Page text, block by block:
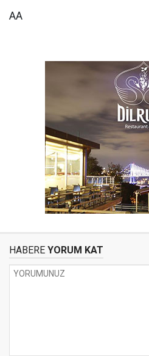
AA
HABERE YORUM KAT